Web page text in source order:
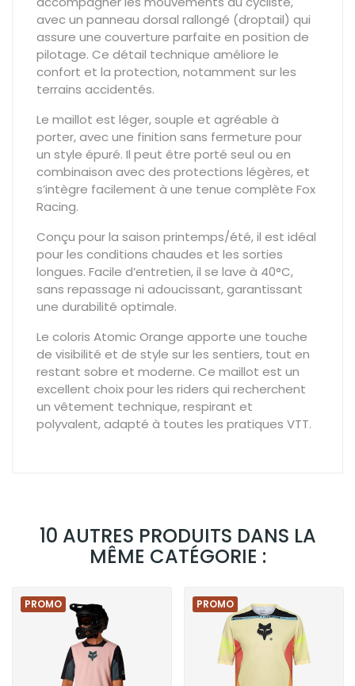
avec un panneau dorsal rallongé (droptail) qui
assure une couverture parfaite en position de
pilotage. Ce détail technique améliore le
confort et la protection, notamment sur les
terrains accidentés.
Le maillot est léger, souple et agréable à
porter, avec une finition sans fermeture pour
un style épuré. Il peut être porté seul ou en
combinaison avec des protections légères, et
s’intègre facilement à une tenue complète Fox
Racing.
Conçu pour la saison printemps/été, il est idéal
pour les conditions chaudes et les sorties
longues. Facile d’entretien, il se lave à 40°C,
sans repassage ni adoucissant, garantissant
une durabilité optimale.
Le coloris Atomic Orange apporte une touche
de visibilité et de style sur les sentiers, tout en
restant sobre et moderne. Ce maillot est un
excellent choix pour les riders qui recherchent
un vêtement technique, respirant et
polyvalent, adapté à toutes les pratiques VTT.
10 AUTRES PRODUITS DANS LA
MÊME CATÉGORIE :
PROMO PROMO